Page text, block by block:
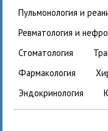
пульмонология и
ревматология и
стоматология
фармакология
эндокринология